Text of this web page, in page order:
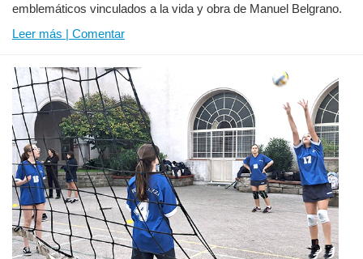
emblemáticos vinculados a la vida y obra de Manuel Belgrano.
Leer más | Comentar